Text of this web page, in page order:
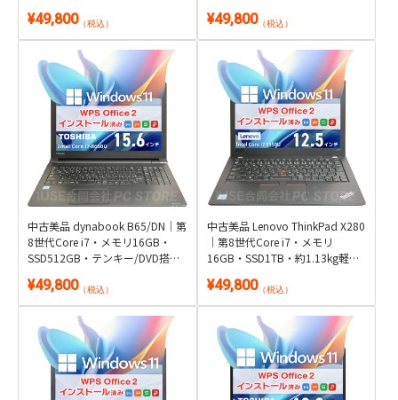
Office 2付き
¥49,800（税込） ¥49,800（税込）
中古美品 dynabook B65/DN｜第
8世代Core i7・メモリ16GB・
SSD512GB・テンキー/DVD搭載
き
¥49,800（税込）
中古美品 Lenovo ThinkPad X280
｜第8世代Core i7・メモリ
16GB・SSD1TB・約1.13kg軽量
WPS Office 2付き
¥49,800（税込）